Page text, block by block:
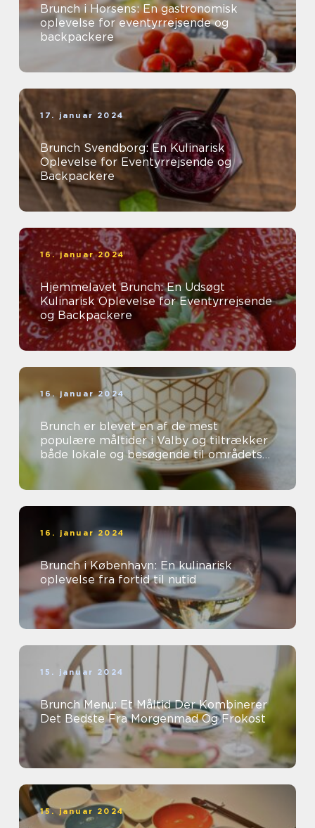
Brunch i Horsens: En gastronomisk
oplevelse for eventyrrejsende og
backpackere
17. januar 2024
Brunch Svendborg: En Kulinarisk
Oplevelse for Eventyrrejsende og
Backpackere
16. januar 2024
Hjemmelavet Brunch: En Udsøgt
Kulinarisk Oplevelse for Eventyrrejsende
og Backpackere
16. januar 2024
Brunch er blevet en af de mest
populære måltider i Valby og tiltrækker
både lokale og besøgende til områdets
mange charmerende caféer og
16. januar 2024
Brunch i København: En kulinarisk
oplevelse fra fortid til nutid
15. januar 2024
Brunch Menu: Et Måltid Der Kombinerer
Det Bedste Fra Morgenmad Og Frokost
15. januar 2024